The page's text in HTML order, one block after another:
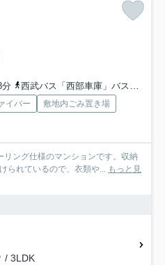
分
西武バス「西部車庫」バス停下車 徒歩3分
イバー
敷地内ごみ置き場
ング仕様のマンションです。収納
られているので、衣類や... もっと見
/ 3LDK